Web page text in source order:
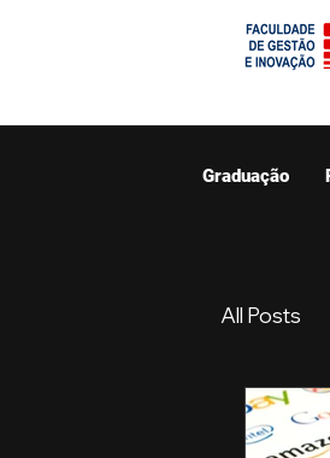
Graduação
All Posts